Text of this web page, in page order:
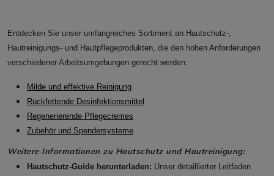
Entdecken Sie unser umfangreiches Sortiment an Hautschutz-,
Hautreinigungs- und Hautpflegeprodukten, die den hohen Anforderungen
verschiedener Arbeitsumgebungen gerecht werden:
Milde und effektive Reinigung
Rückfettende Desinfektionsmittel
Regenerierende Pflegecremes
Zubehör und Spendersysteme
Weitere Informationen zu Hautschutz und Hautreinigung:
Hautschutz-Guide herunterladen: Unser detaillierter Leitfaden